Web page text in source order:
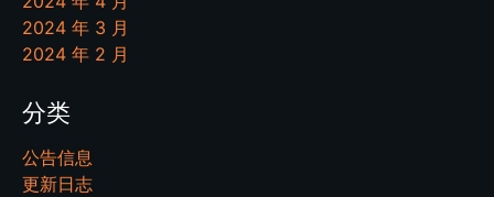
2024 年 3 月
2024 年 2 月
分类
公告信息
更新日志